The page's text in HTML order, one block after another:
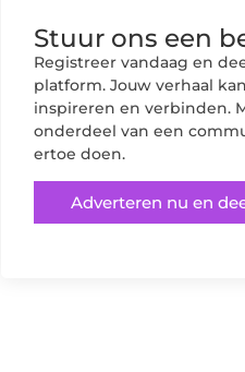
Stuur ons een
Registreer vandaag en
platform. Jouw verhaal
inspireren en verbinden.
onderdeel van een
ertoe doen.
Adverteren nu en